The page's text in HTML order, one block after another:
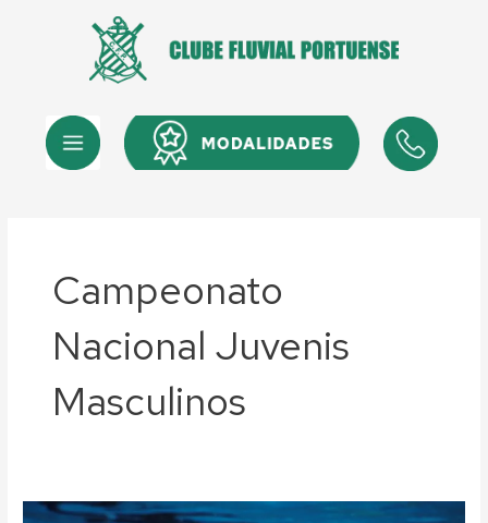
Menu Menu
Campeonato
Nacional Juvenis
Masculinos
Polo